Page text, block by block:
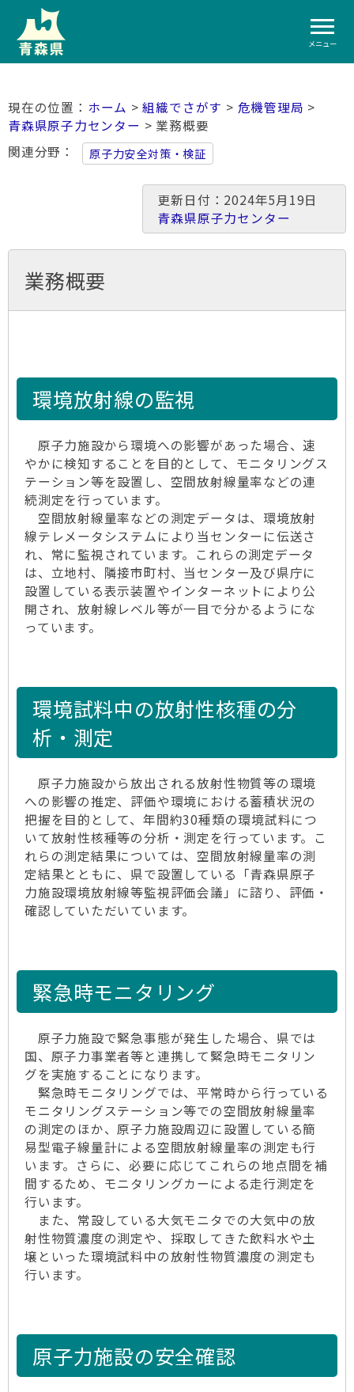
メニュー
ホーム >組織でさがす > 危機管理局 >
青森県原子力センター > 業務概要
関連分野
原子力安全対策・検証
更新日付：2024年5月19日
青森県原子力センター
業務概要
環境放射線の監視
原子力施設から環境への影響があった場合、速
やかに検知することを目的として、モニタリングス
テーション等を設置し、空間放射線量率などの連
続測定を行っています。
空間放射線量率などの測定データは、環境放射
線テレメータシステムにより当センターに伝送さ
れ、常に監視されています。これらの測定データ
は、立地村、隣接市町村、当センター及び県庁に
設置している表示装置やインターネットにより公
開され、放射線レベル等が一目で分かるようにな
っています。
環境試料中の放射性核種の分
析・測定
原子力施設から放出される放射性物質等の環境
への影響の推定、評価や環境における蓄積状況の
把握を目的として、年間約30種類の環境試料につ
いて放射性核種等の分析・測定を行っています。こ
れらの測定結果については、空間放射線量率の測
定結果とともに、県で設置している「青森県原子
力施設環境放射線等監視評価会議」に諮り、評価・
確認していただいています。
緊急時モニタリング
原子力施設で緊急事態が発生した場合、県では
国、原子力事業者等と連携して緊急時モニタリン
グを実施することになります。
緊急時モニタリングでは、平常時から行っている
モニタリングステーション等での空間放射線量率
の測定のほか、原子力施設周辺に設置している簡
易型電子線量計による空間放射線量率の測定も行
います。さらに、必要に応じてこれらの地点間を補
間するため、モニタリングカーによる走行測定を
行います。
また、常設している大気モニタでの大気中の放
射性物質濃度の測定や、採取してきた飲料水や土
壌といった環境試料中の放射性物質濃度の測定も
行います。
原子力施設の安全確認